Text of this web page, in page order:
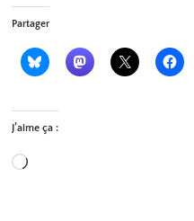
Partager
J’aime ça :
Chargement…